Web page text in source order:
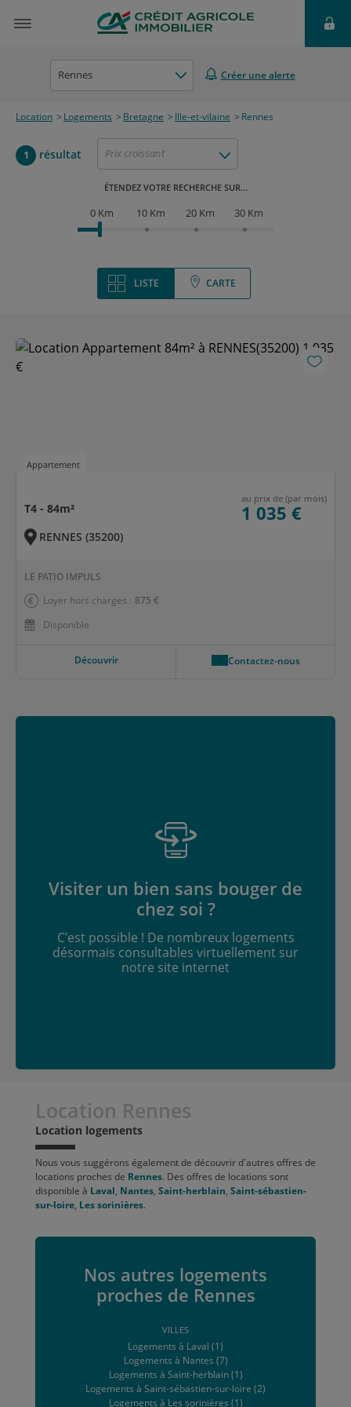
Rennes Créer une alerte
Location Logements Bretagne Ille-et-vilaine Rennes
1 résultat Prix croissant
ÉTENDEZ VOTRE RECHERCHE SUR...
0 Km 10 Km 20 Km 30 Km
LISTE CARTE
Appartement
T4 - 84m²
au prix de (par mois)
1 035 €
RENNES (35200)
LE PATIO IMPULS
Loyer hors charges : 875 €
Disponible
Découvrir Contactez-nous
Visiter un bien sans bouger de
chez soi ?
C'est possible ! De nombreux logements
désormais consultables virtuellement sur
notre site internet
Location Rennes
Location logements
Nous vous suggérons également de découvrir d'autres offres de
locations proches de Rennes. Des offres de locations sont
disponible à Laval, Nantes, Saint-herblain, Saint-sébastien-
sur-loire, Les sorinières.
Nos autres logements
proches de Rennes
VILLES
Logements à Laval (1)
Logements à Nantes (7)
Logements à Saint-herblain (1)
Logements à Saint-sébastien-sur-loire (2)
Logements à Les sorinières (1)